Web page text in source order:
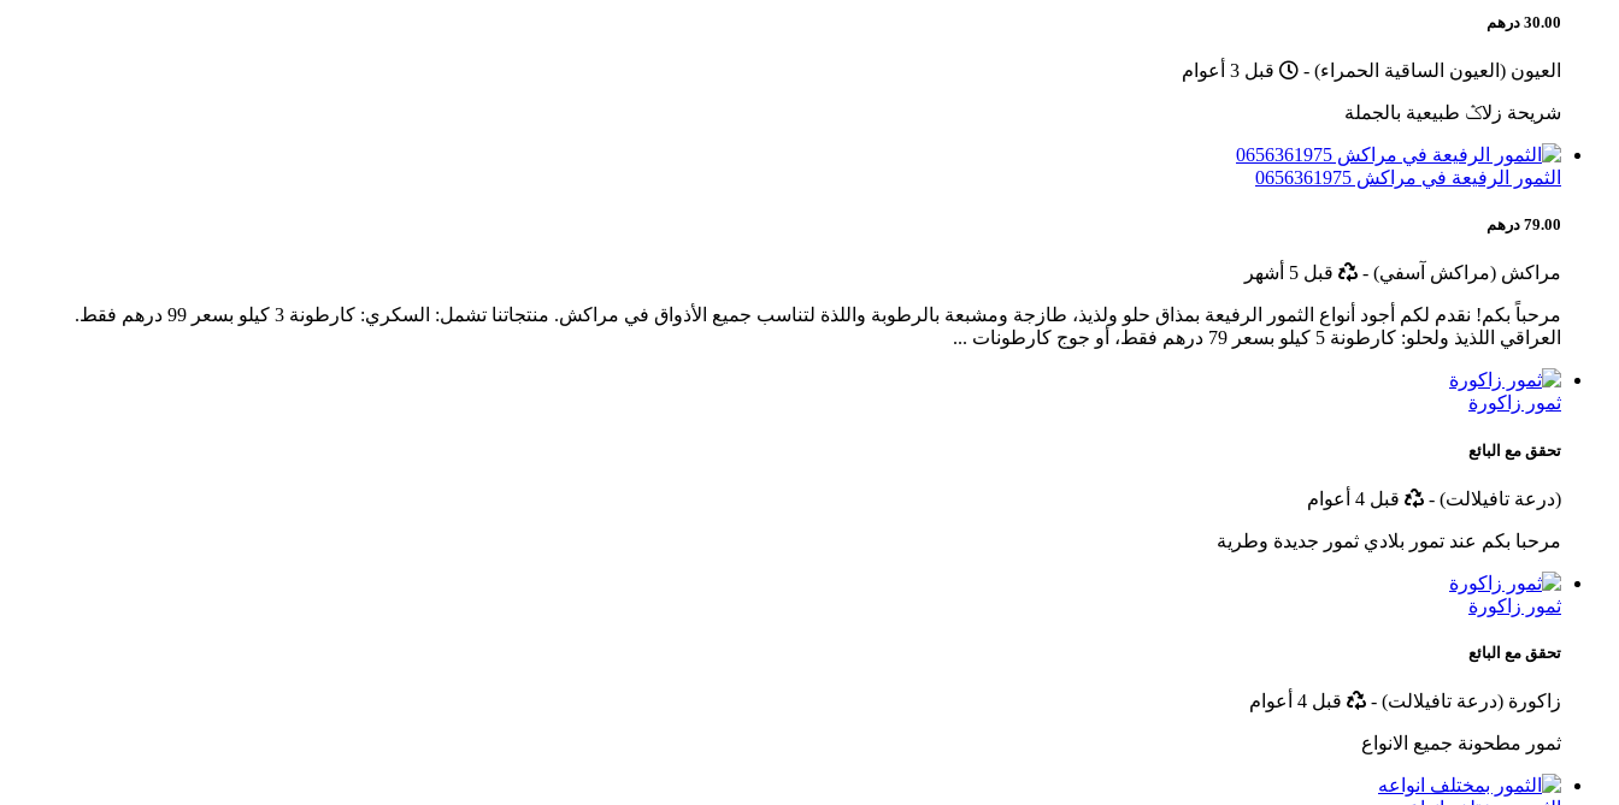
30.00 درهم
العيون (العيون الساقية الحمراء) -
Published
قبل 3 أعوام
شريحة زلاݣ طبيعية بالجملة
الثمور الرفيعة في مراكش 0656361975
79.00 درهم
مراكش (مراكش آسفي) -
أخر
قبل 5 أشهر
مرحباً بكم! نقدم لكم أجود أنواع الثمور الرفيعة بمذاق حلو ولذيذ، طازجة ومشبعة بالرطوبة واللذة لتناسب جميع الأذواق في مراكش. منتجاتنا تشمل: السكري: كارطونة 3 كيلو بسعر 99 درهم فقط.
العراقي اللذيذ ولحلو: كارطونة 5 كيلو بسعر 79 درهم فقط، أو جوج كارطونات ...
ثمور زاكورة
تحقق مع البائع
(درعة تافيلالت) -
أخر
قبل 4 أعوام
مرحبا بكم عند تمور بلادي ثمور جديدة وطرية
ثمور زاكورة
تحقق مع البائع
زاكورة (درعة تافيلالت) -
أخر
قبل 4 أعوام
ثمور مطحونة جميع الانواع